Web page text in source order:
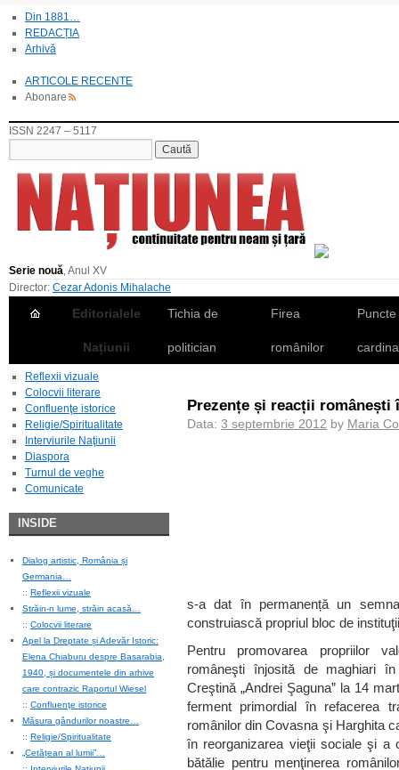
Din 1881…
REDACȚIA
Arhivă
ARTICOLE RECENTE
Abonare
ISSN 2247 – 5117
Serie nouă, Anul XV
Director: Cezar Adonis Mihalache
Editorialele
Națiunii
Tichia de
politician
Firea
românilor
Puncte
Reflexii vizuale
Colocvii literare
Confluenţe istorice
Religie/Spiritualitate
Interviurile Naţiunii
Diaspora
Turnul de veghe
Comunicate
INSIDE
Dialog artistic, România și
Germania…
:: Reflexii vizuale
Străin-n lume, străin acasă…
:: Colocvii literare
Apel la Dreptate și Adevăr Istoric:
Elena Chiaburu despre Basarabia,
1940, și documentele din arhive
care contrazic Raportul Wiesel
:: Confluenţe istorice
Măsura gândurilor noastre…
:: Religie/Spiritualitate
„Cetățean al lumii”…
Prezențe și reacții românești
Data: 3 septembrie 2012 by Maria
s-a dat în permanență un
construiască propriul bloc de
Pentru promovarea propriilor
româneşti înjosită de maghiari
Creştină „Andrei Şaguna” la 14
ferment primordial în refacerea
românilor din Covasna şi Harghita
în reorganizarea vieţii sociale şi a
bătălie pentru menţinerea